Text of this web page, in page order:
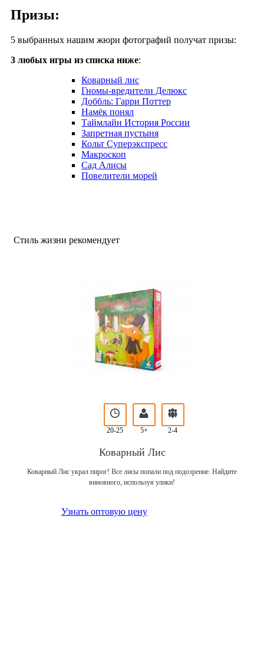
Призы:
5 выбранных нашим жюри фотографий получат призы:
3 любых игры из списка ниже:
Коварный лис
Гномы-вредители Делюкс
Доббль: Гарри Поттер
Намёк понял
Таймлайн История России
Запретная пустыня
Кольт Суперэкспресс
Макроскоп
Сад Алисы
Повелители морей
Стиль жизни рекомендует
20-25 5+ 2-4
Коварный Лис
Коварный Лис украл пирог! Все лисы попали под подозрение. Найдите
виновного, используя улики!
Узнать оптовую цену